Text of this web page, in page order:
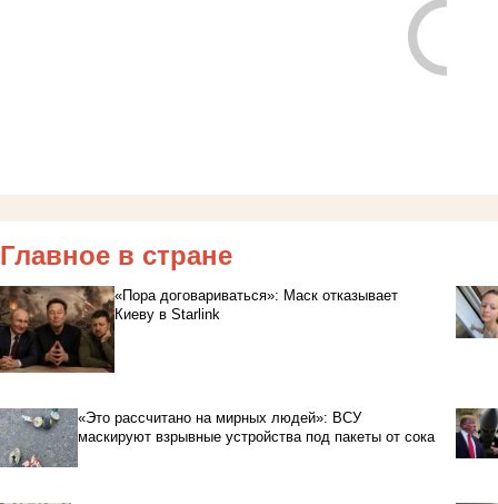
Главное в стране
«Пора договариваться»: Маск отказывает
Киеву в Starlink
«Это рассчитано на мирных людей»: ВСУ
маскируют взрывные устройства под пакеты от сока